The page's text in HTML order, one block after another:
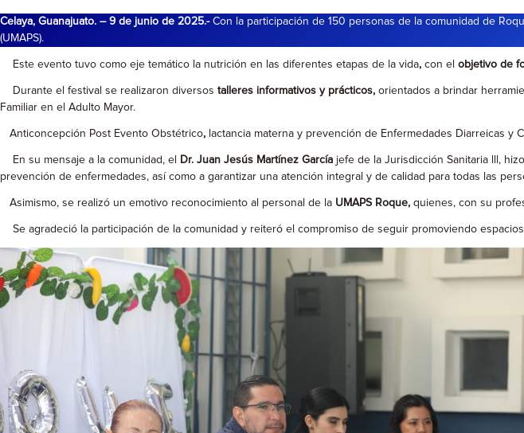
Celaya, Guanajuato. – 9 de junio de 2025.- Con la participación de 150 personas de la comunidad de
(UMAPS).
Este evento tuvo como eje temático la nutrición en las diferentes etapas de la vida, con el objetivo de
Durante el festival se realizaron diversos talleres informativos y prácticos, orientados a brindar
Familiar en el Adulto Mayor.
Anticoncepción Post Evento Obstétrico, lactancia materna y prevención de Enfermedades Diarreicas y
En su mensaje a la comunidad, el Dr. Juan Jesús Martínez García jefe de la Jurisdicción Sanitaria lll,
prevención de enfermedades, así como a garantizar una atención integral y de calidad para todas las
Asimismo, se realizó un emotivo reconocimiento al personal de la UMAPS Roque, quienes, con su
Se agradeció la participación de la comunidad y reiteró el compromiso de seguir promoviendo